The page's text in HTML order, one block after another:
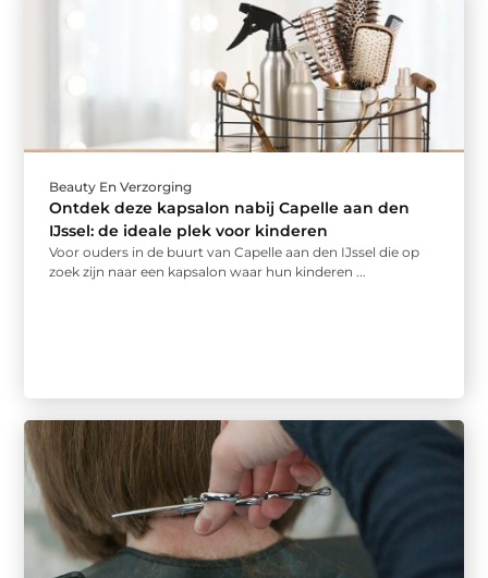
Beauty En Verzorging
Ontdek deze kapsalon nabij Capelle aan den
IJssel: de ideale plek voor kinderen
Voor ouders in de buurt van Capelle aan den IJssel die op
zoek zijn naar een kapsalon waar hun kinderen ...